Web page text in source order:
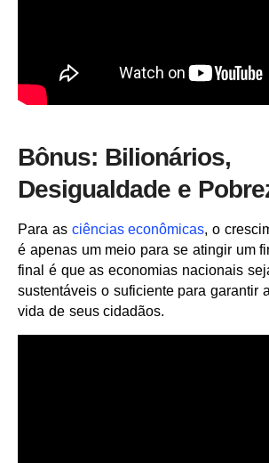
Bônus: Bilionários,
Desigualdade e
Para as ciências econômicas, o
é apenas um meio para se atingir um
final é que as economias nacionais
sustentáveis o suficiente para garantir
vida de seus cidadãos.